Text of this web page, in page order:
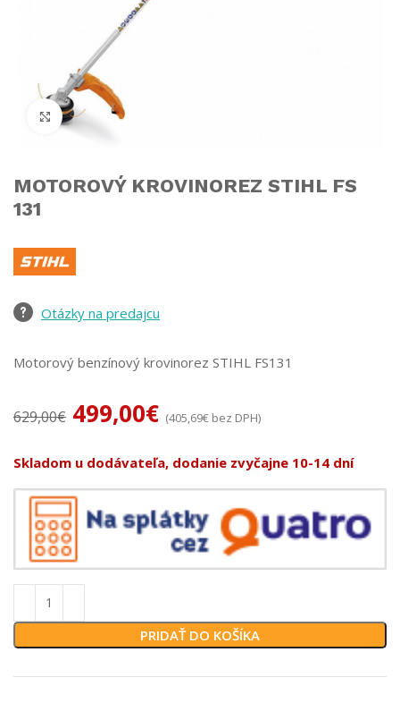
Click to enlarge
MOTOROVÝ KROVINOREZ STIHL FS
131
Otázky na predajcu
Motorový benzínový krovinorez STIHL FS131
629,00€ 499,00€ (405,69€ bez DPH)
Skladom u dodávateľa, dodanie zvyčajne 10-14 dní
PRIDAŤ DO KOŠÍKA